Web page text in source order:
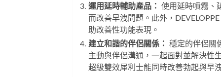
運用延時輔助產品：
使用延時噴霧、
而改善早洩問題。此外，
助改善性功能表現。
建立和諧的伴侶關係：
穩定的伴侶關
主動與伴侶溝通，一起面對並解決性
超級雙效犀利士能同時改善勃起與早